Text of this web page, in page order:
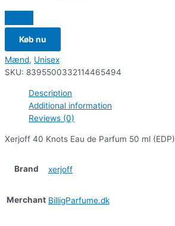
Køb nu
Mænd, Unisex
SKU: 8395500332114465494
Description
Additional information
Reviews (0)
Xerjoff 40 Knots Eau de Parfum 50 ml (EDP)
Brand xerjoff
Merchant BilligParfume.dk